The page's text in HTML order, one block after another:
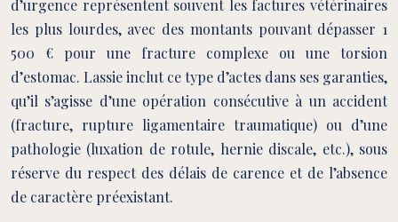
d’urgence représentent souvent les factures vétérinaires
les plus lourdes, avec des montants pouvant dépasser 1
500 € pour une fracture complexe ou une torsion
d’estomac. Lassie inclut ce type d’actes dans ses garanties,
qu’il s’agisse d’une opération consécutive à un accident
(fracture, rupture ligamentaire traumatique) ou d’une
pathologie (luxation de rotule, hernie discale, etc.), sous
réserve du respect des délais de carence et de l’absence
de caractère préexistant.